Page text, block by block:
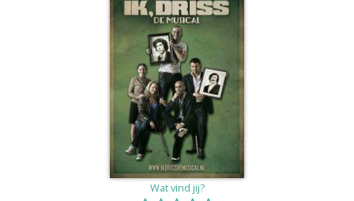
Wat vind jij?